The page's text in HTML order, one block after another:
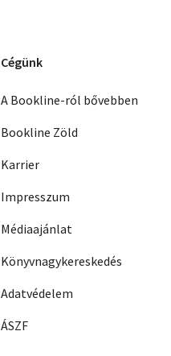
Cégünk
A Bookline-ról bővebben
Bookline Zöld
Karrier
Impresszum
Médiaajánlat
Könyvnagykereskedés
Adatvédelem
ÁSZF